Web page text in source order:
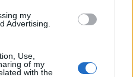
my
Advertising.
Use,
of my
with the
h